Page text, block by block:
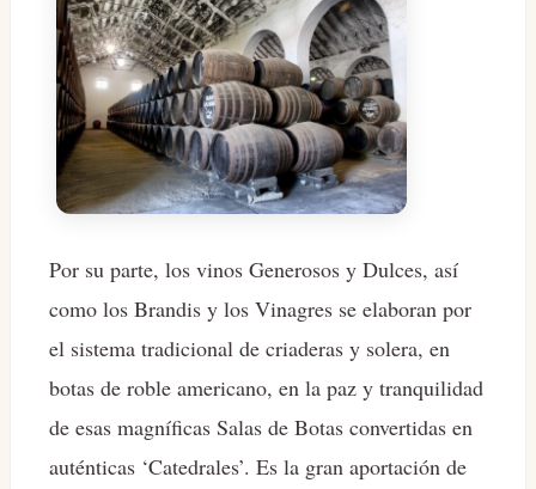
Por su parte, los vinos Generosos y Dulces, así
como los Brandis y los Vinagres se elaboran por
el sistema tradicional de criaderas y solera, en
botas de roble americano, en la paz y tranquilidad
de esas magníficas Salas de Botas convertidas en
auténticas ‘Catedrales’. Es la gran aportación de